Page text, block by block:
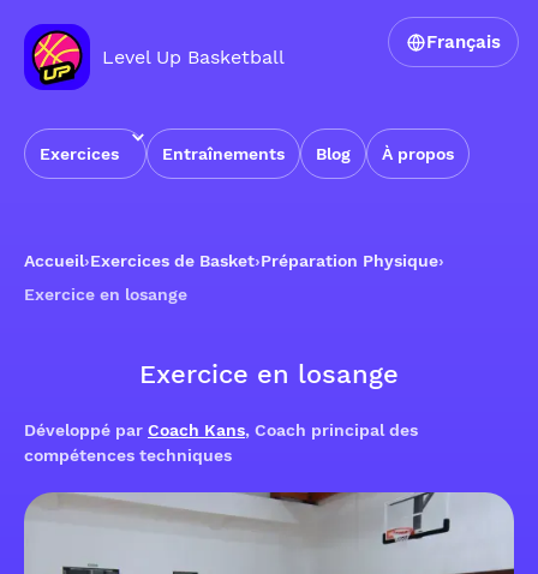
Level Up Basketball
Exercices Entraînements Blog À propos
Français
Accueil›Exercices de Basket›Préparation Physique›
Exercice en losange
Exercice en losange
Développé par Coach Kans, Coach principal des
compétences techniques